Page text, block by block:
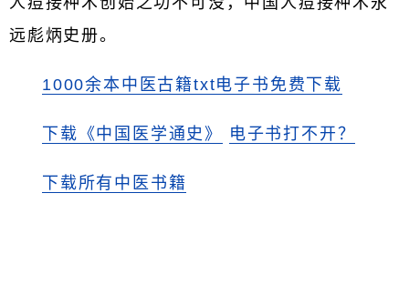
远彪炳史册。
1000余本中医古籍txt电子书免费下载
下载《中国医学通史》 电子书打不开？
下载所有中医书籍